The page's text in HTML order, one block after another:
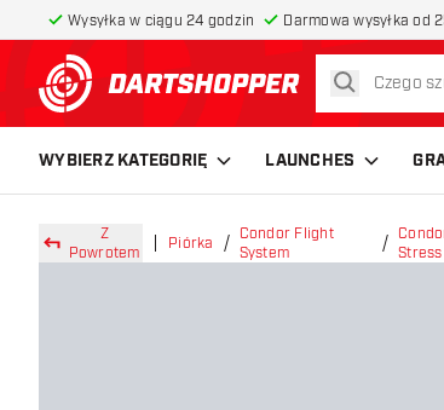
Wysyłka w ciągu 24 godzin Darmowa wysyłka od
powrót do strony głównej
szukaj
WYBIERZ KATEGORIĘ LAUNCHES
Z
Powrotem
Piórka
Condor Flight
System
Stress